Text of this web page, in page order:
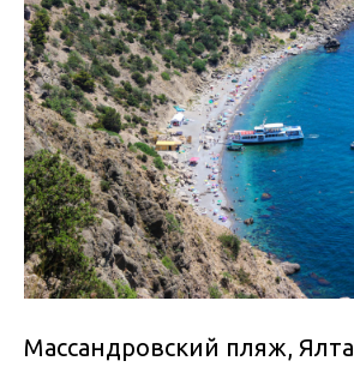
Массандровский пляж, Ялта